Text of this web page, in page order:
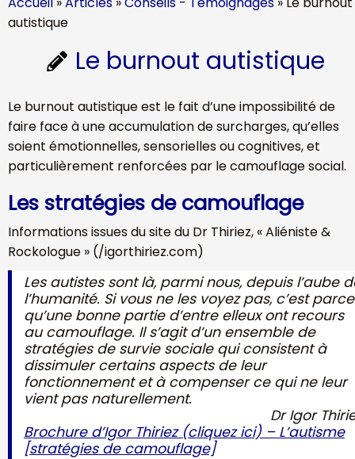
autistique
Le burnout autistique
Le burnout autistique est le fait d’une impossibilité de
faire face à une accumulation de surcharges, qu’elles
soient émotionnelles, sensorielles ou cognitives, et
particulièrement renforcées par le camouflage social.
Les stratégies de camouflage
Informations issues du site du Dr Thiriez, « Aliéniste &
Rockologue » (/igorthiriez.com)
Les autistes sont là, parmi nous, depuis l’aube
l’humanité. Si vous ne les voyez pas, c’est parce
qu’une bonne partie d’entre elleux ont recours
au camouflage. Il s’agit d’un ensemble de
stratégies de survie sociale qui consistent à
dissimuler certains aspects de leur
fonctionnement et à compenser ce qui ne leur
vient pas naturellement.
Dr Igor
Brochure d’Igor Thiriez (cliquez ici) – L’autisme
[stratégies de camouflage]